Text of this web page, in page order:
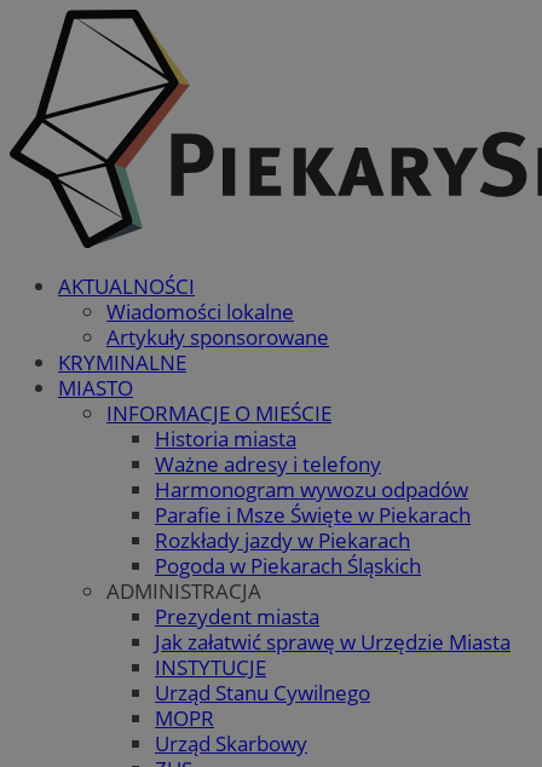
AKTUALNOŚCI
Wiadomości lokalne
Artykuły sponsorowane
KRYMINALNE
MIASTO
INFORMACJE O MIEŚCIE
Historia miasta
Ważne adresy i telefony
Harmonogram wywozu odpadów
Parafie i Msze Święte w Piekarach
Rozkłady jazdy w Piekarach
Pogoda w Piekarach Śląskich
ADMINISTRACJA
Prezydent miasta
Jak załatwić sprawę w Urzędzie Miasta
INSTYTUCJE
Urząd Stanu Cywilnego
MOPR
Urząd Skarbowy